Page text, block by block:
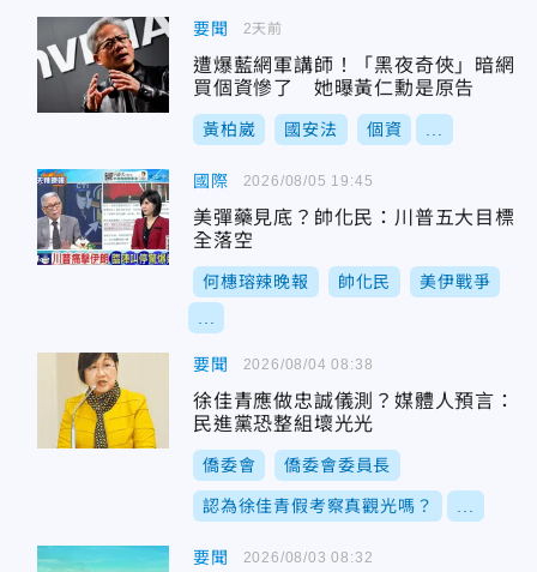
要聞
遭爆藍網軍講師！「黑夜奇俠」暗網
買個資慘了 她曝黃仁勳是原告
黃柏崴 國安法 個資
2天前
國際
美彈藥見底？帥化民：川普五大目標
全落空
何橞瑢辣晚報 帥化民 美伊戰爭
2026/08/05 19:45
要聞
徐佳青應做忠誠儀測？媒體人預言：
民進黨恐整組壞光光
僑委會 僑委會委員長
認為徐佳青假考察真觀光嗎？
2026/08/04 08:38
要聞 2026/08/03 08:32